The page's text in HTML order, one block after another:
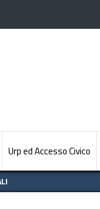
Urp ed Accesso Civico